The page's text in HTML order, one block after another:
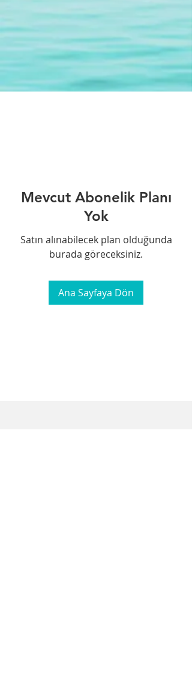
Mevcut Abonelik Planı
Yok
Satın alınabilecek plan olduğunda
burada göreceksiniz.
Ana Sayfaya Dön